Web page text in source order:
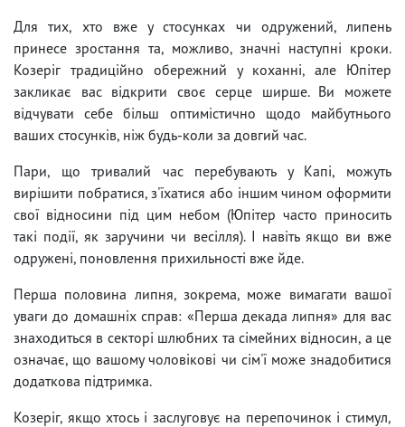
Для тих, хто вже у стосунках чи одружений, липень
принесе зростання та, можливо, значні наступні кроки.
Козеріг традиційно обережний у коханні, але Юпітер
закликає вас відкрити своє серце ширше. Ви можете
відчувати себе більш оптимістично щодо майбутнього
ваших стосунків, ніж будь-коли за довгий час.
Пари, що тривалий час перебувають у Капі, можуть
вирішити побратися, з'їхатися або іншим чином оформити
свої відносини під цим небом (Юпітер часто приносить
такі події, як заручини чи весілля). І навіть якщо ви вже
одружені, поновлення прихильності вже йде.
Перша половина липня, зокрема, може вимагати вашої
уваги до домашніх справ: «Перша декада липня» для вас
знаходиться в секторі шлюбних та сімейних відносин, а це
означає, що вашому чоловікові чи сім'ї може знадобитися
додаткова підтримка.
Козеріг, якщо хтось і заслуговує на перепочинок і стимул,